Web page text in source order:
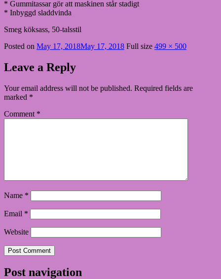
* Gummitassar gör att maskinen står stadigt
* Inbyggd sladdvinda
Smeg köksass, 50-talsstil
Posted on May 17, 2018May 17, 2018 Full size 499 × 500
Leave a Reply
Your email address will not be published. Required fields are
marked *
Comment *
Name *
Email *
Website
Post navigation